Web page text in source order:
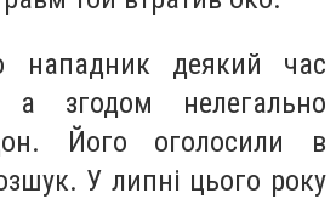
нападник деякий час
а згодом нелегально
Його оголосили в
У липні цього року